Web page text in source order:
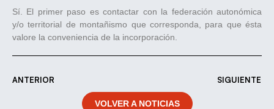
Sí. El primer paso es contactar con la federación autonómica
y/o territorial de montañismo que corresponda, para que ésta
valore la conveniencia de la incorporación.
ANTERIOR SIGUIENTE
VOLVER A NOTICIAS